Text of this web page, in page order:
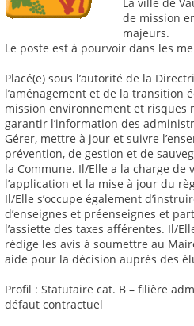
de mission
majeurs.
Le poste est à pourvoir dans les
Placé(e) sous l’autorité de la
l’aménagement et de la transition
mission environnement et risques
garantir l’information des
Gérer, mettre à jour et suivre
prévention, de gestion et de
la Commune. Il/Elle a la charge de
l’application et la mise à jour du
Il/Elle s’occupe également
d’enseignes et préenseignes et
l’assiette des taxes afférentes. Il/
rédige les avis à soumettre au
aide pour la décision auprès des
Profil : Statutaire cat. B – filière
défaut contractuel